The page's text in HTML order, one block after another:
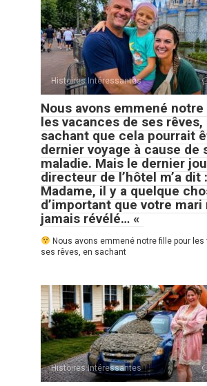
Histoires Intéressantes
Nous avons emmené
les vacances de ses rêves,
sachant que cela pourrait
dernier voyage à cause de
maladie. Mais le dernier
directeur de l’hôtel m’a dit
Madame, il y a quelque
d’important que votre mari
jamais révélé… «
Nous avons emmené notre fille pour
ses rêves, en sachant
Histoires Intéressantes